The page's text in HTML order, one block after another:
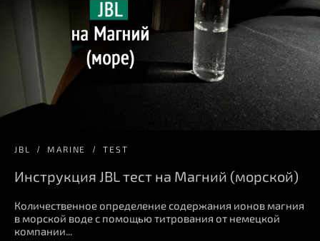
JBL MARINE TEST
Инструкция JBL тест на Магний (морской)
Количественное определение содержания ионов магния
в морской воде с помощью титрования от немецкой
компании...